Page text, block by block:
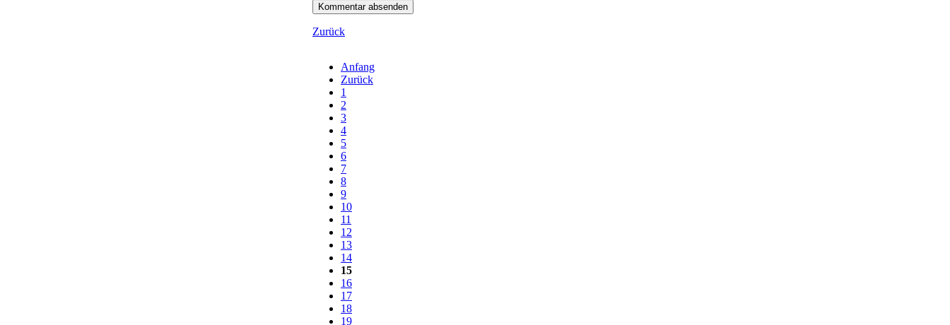
Kommentar absenden
Zurück
Anfang
Zurück
1
2
3
4
5
6
7
8
9
10
11
12
13
14
15
16
17
18
19